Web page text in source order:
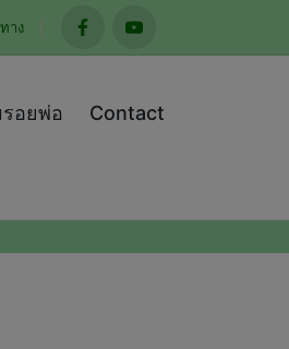
าง
facebookyoutube
อยพ่อ Contact